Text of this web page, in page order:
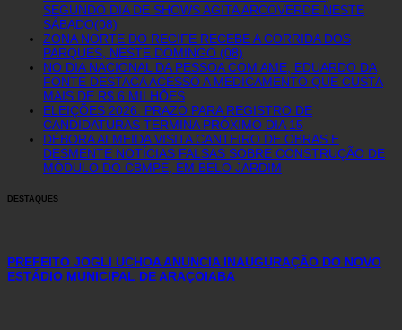
SEGUNDO DIA DE SHOWS AGITA ARCOVERDE NESTE
SÁBADO(08)
ZONA NORTE DO RECIFE RECEBE A CORRIDA DOS
PARQUES, NESTE DOMINGO (08)
NO DIA NACIONAL DA PESSOA COM AME, EDUARDO DA
FONTE DESTACA ACESSO A MEDICAMENTO QUE CUSTA
MAIS DE R$ 6 MILHÕES
ELEIÇÕES 2026: PRAZO PARA REGISTRO DE
CANDIDATURAS TERMINA PRÓXIMO DIA 15
DÉBORA ALMEIDA VISITA CANTEIRO DE OBRAS E
DESMENTE NOTÍCIAS FALSAS SOBRE CONSTRUÇÃO DE
MÓDULO DO CBMPE, EM BELO JARDIM
DESTAQUES
PREFEITO JOGLI UCHOA ANUNCIA INAUGURAÇÃO DO NOVO
ESTÁDIO MUNICIPAL DE ARAÇOIABA